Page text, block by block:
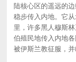
陆核心区的遥远的
稳步传入内地。它
里，许多黑人穆斯
伯殖民地传入内地
被伊斯兰教征服，